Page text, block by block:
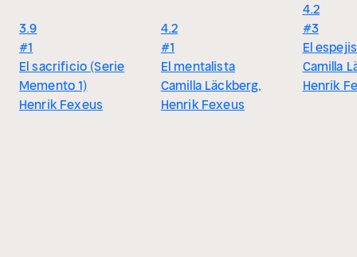
3.9
#1
El sacrificio (Serie
Memento 1)
Henrik Fexeus
4.2
#1
El mentalista
Camilla Läckberg,
Henrik Fexeus
4.2
#3
El
Camilla
Henrik